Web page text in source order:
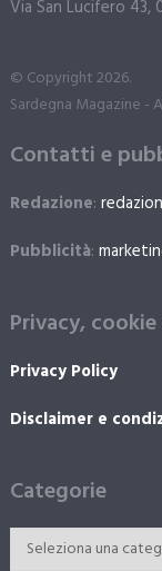
Via San Lucifero 43,
© Copyright 2026.
Sardegna Magazine -
Contatti e
Redazione:
Pubblicità:
Privacy,
Privacy Policy
Disclaimer e
Categorie